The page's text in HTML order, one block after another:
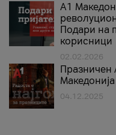
А1
Подари на
корисници
02.02.2026
Празничен
04.12.2025